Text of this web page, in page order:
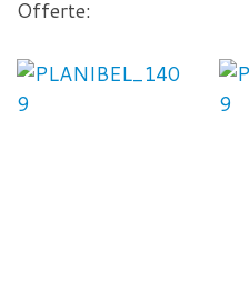
Offerte: